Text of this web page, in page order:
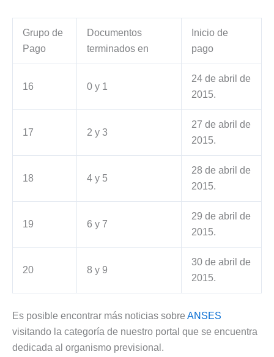
Grupo de
Pago
Documentos
terminados en
Inicio de
pago
16 0 y 1
24 de abril de
2015.
17 2 y 3
27 de abril de
2015.
18 4 y 5
28 de abril de
2015.
19 6 y 7
29 de abril de
2015.
20 8 y 9
30 de abril de
2015.
Es posible encontrar más noticias sobre ANSES
visitando la categoría de nuestro portal que se encuentra
dedicada al organismo previsional.